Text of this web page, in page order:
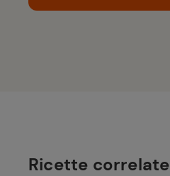
Ricette correlate